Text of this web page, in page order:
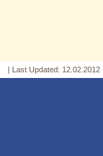
| Last Updated: